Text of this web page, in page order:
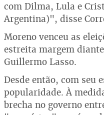
com Dilma, Lula e
Argentina)", disse
Moreno venceu as
estreita margem
Guillermo Lasso.
Desde então, com seu
popularidade. À
brecha no governo